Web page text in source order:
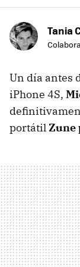
Tania
Un día antes
iPhone 4S,
portátilZune